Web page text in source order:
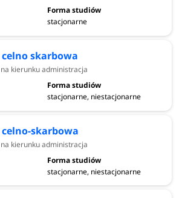
stacjonarne
skarbowa
kierunku administracja
stacjonarne, niestacjonarne
skarbowa
kierunku administracja
stacjonarne, niestacjonarne